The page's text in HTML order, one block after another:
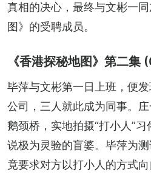
真相的决心，最终与文彬一
图》的受聘成员。
《香港探秘地图》第二集
毕萍与文彬第一日上班，便
公司，三人就此成为同事。
鹅颈桥，实地拍摄“打小人”
说极为灵验的盲婆。毕萍为
竟要求对方以打小人的方式